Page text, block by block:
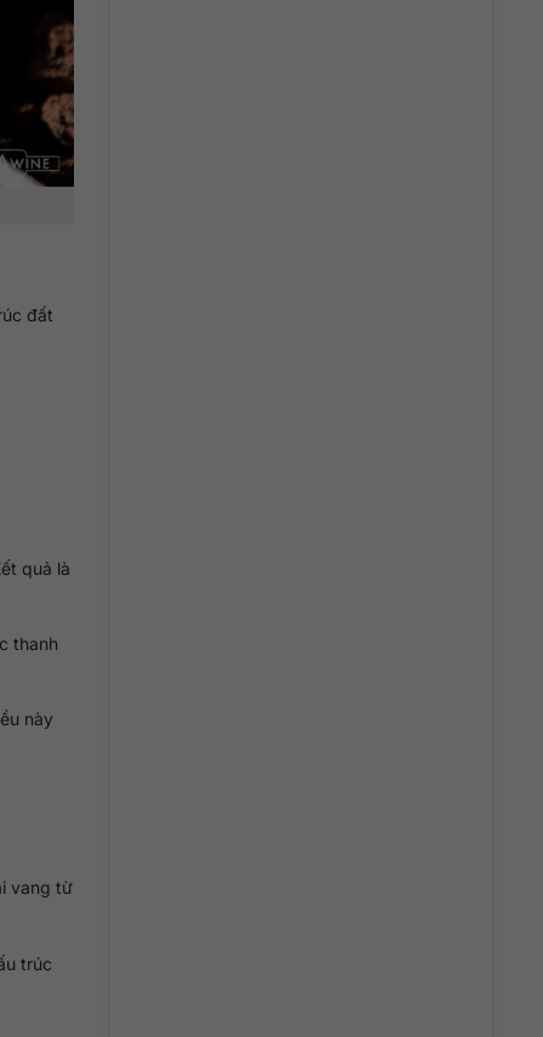
đất
quả là
thanh
này
vang từ
trúc